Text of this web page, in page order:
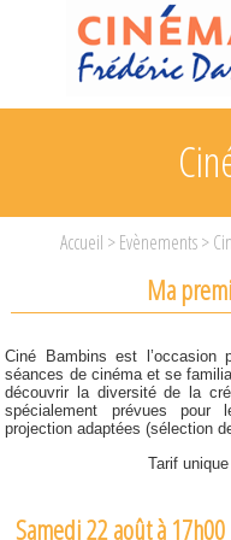
La
Ecoles
Accueil > Evènements>
Ma
Ciné Bambins est l’occasion
séances de cinéma et se
découvrir la diversité de la
spécialement prévues
projection adaptées (sélection
Tarif
Samedi 22 août à 17h00